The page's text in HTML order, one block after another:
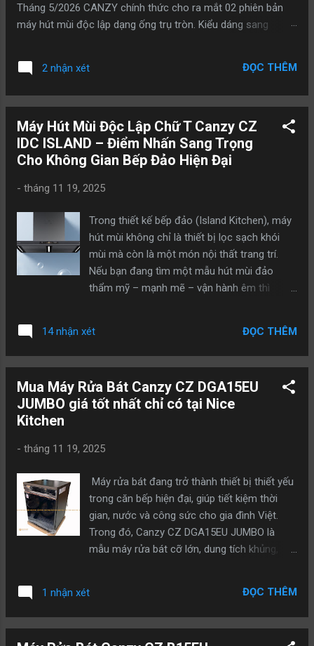
Tháng 5/2026 CANZY chính thức cho ra mắt 02 phiên bản
máy hút mùi độc lập dạng ống trụ tròn. Kiểu dáng sang
không chỉ là thiết bị nhà bếp mà còn là điểm nhấn nội thất
đẳng cấp cho mọi không gian. Máy hút mùi độc lập trụ tròn
https://nicekitchen.com.vn/may-hut-mui-doc-lap-tru-tron-
canzy-cz-h600di ) Máy hút mùi độc lập trụ tròn CANZY
Model CZ H601DI (Link sản phẩm :
https://nicekitchen.com.vn/may-hut-mui-doc-lap-tru-tron-
gian bếp đảo CANZY CZ H600DI và CZ H601DI được thiết kế
dạng trụ tròn treo độc lập, đặc biệt phù hợp với các căn bếp
đảo hiện đại. Kiểu dáng tối giản nhưng đầy tinh tế giúp: Tăng
tính thẩm mỹ cho không gian bếp Phù hợp với nhiều phong
cách nội thất khác nhau Tạo ...
2 nhận xét ĐỌC THÊM
Máy Hút Mùi Độc Lập Chữ T Canzy CZ
IDC ISLAND – Điểm Nhấn Sang Trọng
Cho Không Gian Bếp Đảo Hiện Đại
- tháng 11 19, 2025
Trong thiết kế bếp đảo (Island Kitchen), máy
hút mùi không chỉ là thiết bị lọc sạch khói
mùi mà còn là một món nội thất trang trí.
Nếu bạn đang tìm một mẫu hút mùi đảo
thẩm mỹ – mạnh mẽ – vận hành êm thì
chữ T độc lập (T-Island), phù hợp hoàn hảo
cho các không gian bếp cao cấp. 1. Thiết kế
hút mùi Canzy CZ IDC ISLAND sở hữu kiểu
dáng chữ T mềm mại, tinh tế, thân vỏ Inox
bật. >>> Xem Video sản phẩm: Ưu điểm nổi
bật của thiết kế đảo: Thẩm mỹ cao – nâng
cấp giá trị không gian bếp Dễ dàng thao tác
nấu nướng trên đảo Tăng sự thông thoáng
và mở rộng không gian 2. Công suất hút
mạnh mẽ – Khử mùi hiệu quả vượt trội Máy
được trang bị động cơ tuabin đôi giúp đạt
dàng xử lý: Khói dầu mỡ khi chiên xào Mùi
14 nhận xét ĐỌC THÊM
Mua Máy Rửa Bát Canzy CZ DGA15EU
JUMBO giá tốt nhất chỉ có tại Nice
Kitchen
- tháng 11 19, 2025
Máy rửa bát đang trở thành thiết bị thiết yếu
trong căn bếp hiện đại, giúp tiết kiệm thời
gian, nước và công sức cho gia đình Việt.
Trong đó, Canzy CZ DGA15EU JUMBO là
mẫu máy rửa bát cỡ lớn, dung tích khủng,
nơi mua uy tín – giá tốt – bảo hành chuẩn
hãng, thì NiceKitchen.com.vn chính là lựa
1 nhận xét ĐỌC THÊM